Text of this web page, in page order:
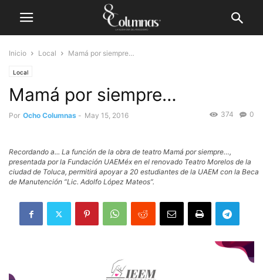
Inicio Local Mamá por siempre…
Local
Mamá por siempre…
Por Ocho Columnas - May 15, 2016 0
374
Recordando a... La función de la obra de teatro Mamá por siempre…,
presentada por la Fundación UAEMéx en el renovado Teatro Morelos de la
ciudad de Toluca, permitirá apoyar a 20 estudiantes de la UAEM con la Beca
de Manutención “Lic. Adolfo López Mateos”.